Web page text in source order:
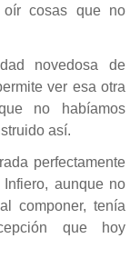
cosas que no
novedosa de
ver esa otra
no habíamos
así.
perfectamente
aunque no
componer, tenía
que hoy